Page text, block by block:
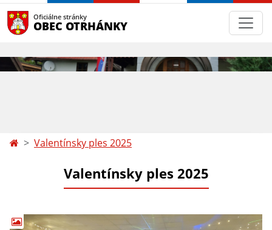
Oficiálne stránky
OBEC OTRHÁNKY
Valentínsky ples 2025
Valentínsky ples 2025